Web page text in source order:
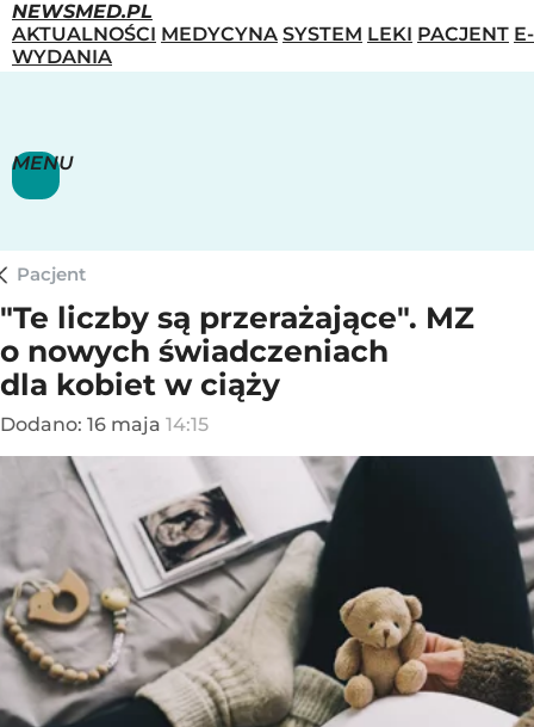
NEWSMED.PL
AKTUALNOŚCI MEDYCYNA SYSTEM LEKI PACJENT E-
WYDANIA
MENU
Pacjent
"Te liczby są przerażające". MZ
o nowych świadczeniach
dla kobiet w ciąży
Dodano: 16 maja 14:15